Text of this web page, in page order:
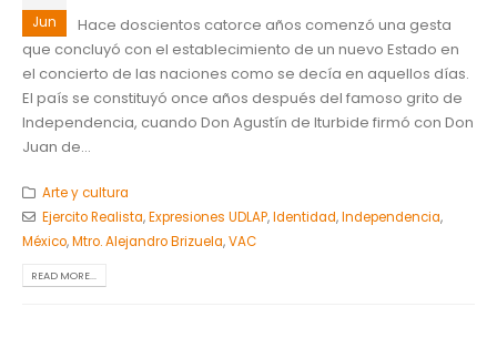
Jun
Hace doscientos catorce años comenzó una gesta
que concluyó con el establecimiento de un nuevo Estado en
el concierto de las naciones como se decía en aquellos días.
El país se constituyó once años después del famoso grito de
Independencia, cuando Don Agustín de Iturbide firmó con Don
Juan de...
Arte y cultura
Ejercito Realista,Expresiones UDLAP,Identidad,Independencia,
México,Mtro. Alejandro Brizuela,VAC
READ MORE...